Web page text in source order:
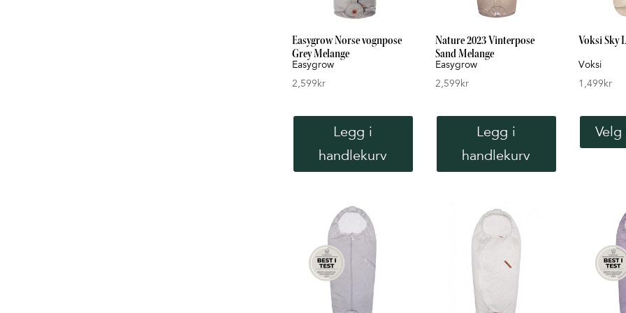
Easygrow Norse vognpose
Grey Melange
Easygrow
2,599kr
Legg i
handlekurv
Nature 2023 Vinterpose
Sand Melange
Easygrow
2,599kr
Legg i
handlekurv
Voksi Sky
Voksi
1,499kr